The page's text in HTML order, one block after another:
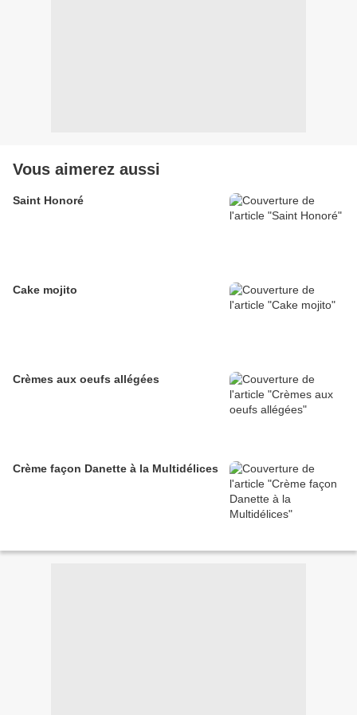
Vous aimerez aussi
Saint Honoré
Cake mojito
Crèmes aux oeufs allégées
Crème façon Danette à la Multidélices